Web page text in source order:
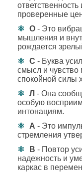
проверенные
О - Это
мышления и
рождается
С - Буква
смысл и
спокойной силы
Л - Она
особую
интонациям.
А - Это
стремления
В - Повтор
надежность и
каркас в